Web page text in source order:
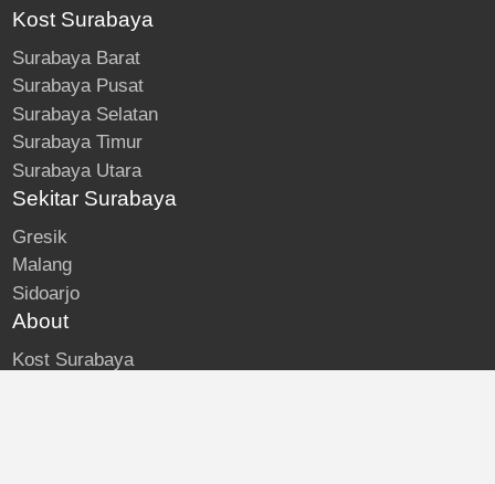
Kost Surabaya
Surabaya Barat
Surabaya Pusat
Surabaya Selatan
Surabaya Timur
Surabaya Utara
Sekitar Surabaya
Gresik
Malang
Sidoarjo
About
Kost Surabaya